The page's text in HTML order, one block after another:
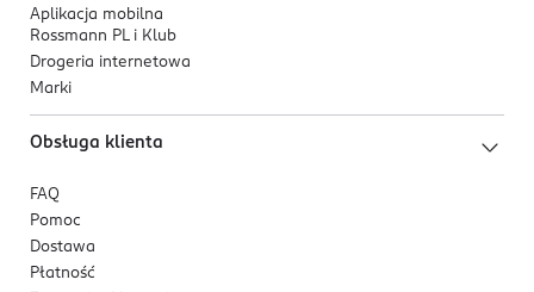
Aplikacja mobilna
Rossmann PL i Klub
Drogeria internetowa
Marki
Obsługa klienta
FAQ
Pomoc
Dostawa
Płatność